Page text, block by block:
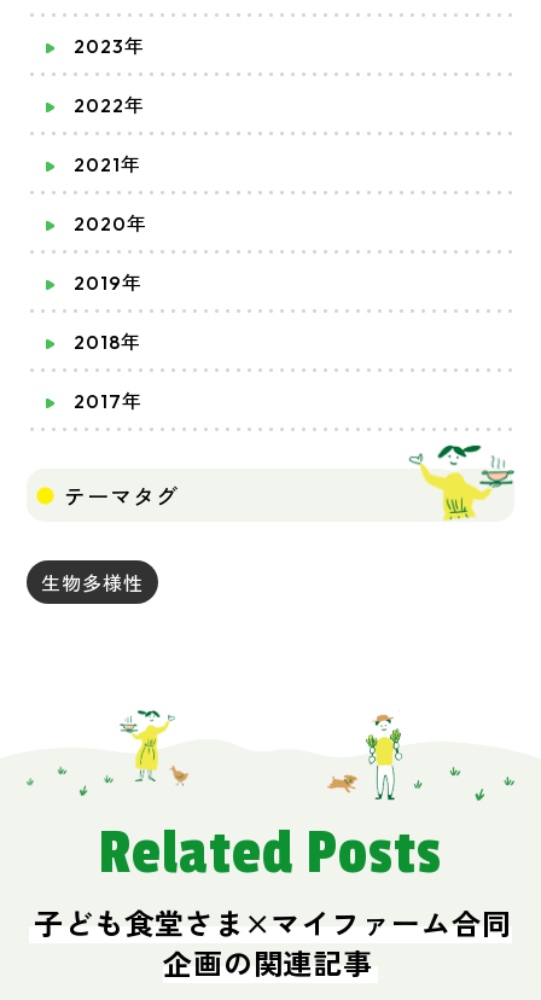
2023年
2022年
2021年
2020年
2019年
2018年
2017年
テーマタグ
生物多様性
Related Posts
子ども食堂さま×マイファーム合同
企画の関連記事